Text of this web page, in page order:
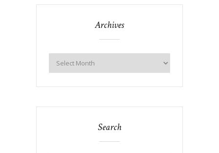
Archives
Search